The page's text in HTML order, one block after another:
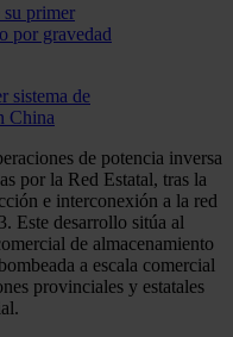
sistema de
China
de potencia inversa
por la Red Estatal, tras la
e interconexión a la red
Este desarrollo sitúa al
de almacenamiento
a escala comercial
provinciales y estatales